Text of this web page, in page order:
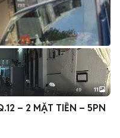
+2
11
– 2 MẶT TIỀN – 5PN